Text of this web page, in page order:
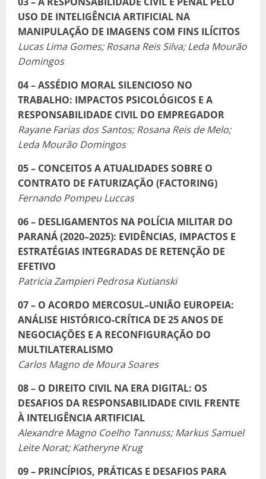
USO DE INTELIGÊNCIA ARTIFICIAL NA
MANIPULAÇÃO DE IMAGENS COM FINS ILÍCITOS
Lucas Lima Gomes; Rosana Reis Silva; Leda Mourão
Domingos
04 – ASSÉDIO MORAL SILENCIOSO NO
TRABALHO: IMPACTOS PSICOLÓGICOS E A
RESPONSABILIDADE CIVIL DO EMPREGADOR
Rayane Farias dos Santos; Rosana Reis de Melo;
Leda Mourão Domingos
05 – CONCEITOS A ATUALIDADES SOBRE O
CONTRATO DE FATURIZAÇÃO (FACTORING)
Fernando Pompeu Luccas
06 – DESLIGAMENTOS NA POLÍCIA MILITAR DO
PARANÁ (2020–2025): EVIDÊNCIAS, IMPACTOS E
ESTRATÉGIAS INTEGRADAS DE RETENÇÃO DE
EFETIVO
Patricia Zampieri Pedrosa Kutianski
07 – O ACORDO MERCOSUL–UNIÃO EUROPEIA:
ANÁLISE HISTÓRICO-CRÍTICA DE 25 ANOS DE
NEGOCIAÇÕES E A RECONFIGURAÇÃO DO
MULTILATERALISMO
Carlos Magno de Moura Soares
08 – O DIREITO CIVIL NA ERA DIGITAL: OS
DESAFIOS DA RESPONSABILIDADE CIVIL FRENTE
À INTELIGÊNCIA ARTIFICIAL
Alexandre Magno Coelho Tannuss; Markus Samuel
Leite Norat; Katheryne Krug
09 – PRINCÍPIOS, PRÁTICAS E DESAFIOS PARA